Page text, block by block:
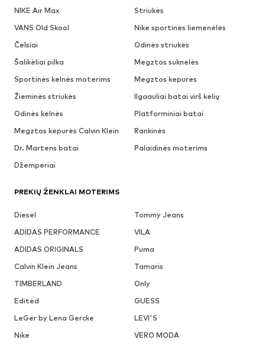
NIKE Air Max
Striukės
VANS Old Skool
Nike sportinės liemenėlės
Čelsiai
Odinės striukės
Šalikėliai pilka
Megztos suknelės
Sportinės kelnės moterims
Megztos kepurės
Žieminės striukės
Ilgaauliai batai virš kelių
Odinės kelnės
Platforminiai batai
Megztos kepurės Calvin Klein
Rankinės
Dr. Martens batai
Palaidinės moterims
Džemperiai
PREKIŲ ŽENKLAI MOTERIMS
Diesel
Tommy Jeans
ADIDAS PERFORMANCE
VILA
ADIDAS ORIGINALS
Puma
Calvin Klein Jeans
Tamaris
TIMBERLAND
Only
Edited
GUESS
LeGer by Lena Gercke
LEVI'S
Nike
VERO MODA